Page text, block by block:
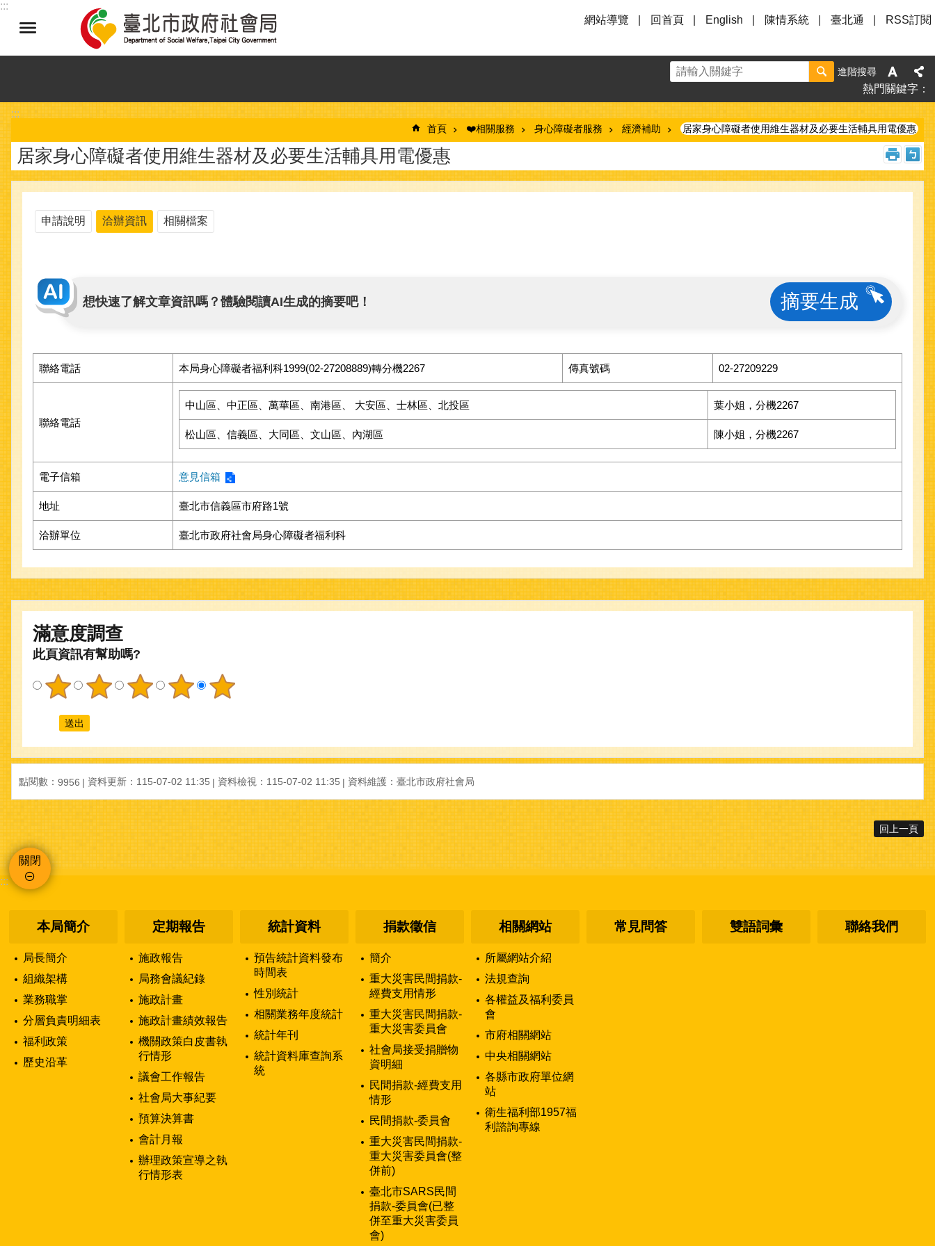
跳到主要內容區塊
:::
網站導覽
回首頁 English 陳情系統 臺北通 RSS訂閱
進階搜尋
熱門關鍵字
:::
首頁 ❤️相關服務 身心障礙者服務 經濟補助 居家身心障礙者使用維生器材及必要生活輔具用電優惠
居家身心障礙者使用維生器材及必要生活輔具用電優惠
申請說明 洽辦資訊 相關檔案
想快速了解文章資訊嗎？體驗閱讀AI生成的摘要吧！ 摘要生成
聯絡電話 本局身心障礙者福利科1999(02-27208889)轉分機2267 傳真號碼 02-27209229
聯絡電話
中山區、中正區、萬華區、南港區、 大安區、士林區、北投區 葉小姐，分機2267
松山區、信義區、大同區、文山區、內湖區 陳小姐，分機2267
電子信箱 意見信箱
地址 臺北市信義區市府路1號
洽辦單位 臺北市政府社會局身心障礙者福利科
滿意度調查
此頁資訊有幫助嗎?
點閱數： 9956 資料更新： 115-07-02 11:35 資料檢視： 115-07-02 11:35 資料維護： 臺北市政府社會局
回上一頁
關閉
:::
本局簡介
局長簡介
組織架構
業務職掌
分層負責明細表
福利政策
歷史沿革
定期報告
施政報告
局務會議紀錄
施政計畫
施政計畫績效報告
機關政策白皮書執
行情形
議會工作報告
社會局大事紀要
預算決算書
會計月報
辦理政策宣導之執
行情形表
統計資料
預告統計資料發布
時間表
性別統計
相關業務年度統計
統計年刊
統計資料庫查詢系
統
捐款徵信
簡介
重大災害民間捐款-
經費支用情形
重大災害民間捐款-
重大災害委員會
社會局接受捐贈物
資明細
民間捐款-經費支用
情形
民間捐款-委員會
重大災害民間捐款-
重大災害委員會(整
併前)
臺北市SARS民間
捐款-委員會(已整
併至重大災害委員
會)
相關網站
所屬網站介紹
法規查詢
各權益及福利委員
會
市府相關網站
中央相關網站
各縣市政府單位網
站
衛生福利部1957福
利諮詢專線
常見問答 雙語詞彙 聯絡我們